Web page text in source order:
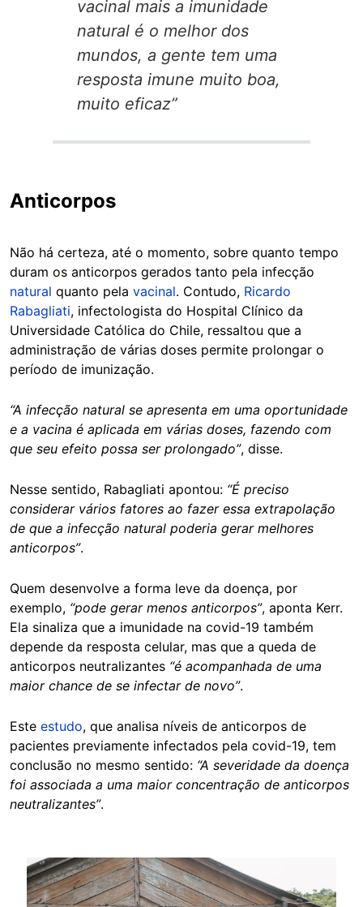
vacinal mais a imunidade
natural é o melhor dos
mundos, a gente tem uma
resposta imune muito boa,
muito eficaz”
Anticorpos
Não há certeza, até o momento, sobre quanto tempo
duram os anticorpos gerados tanto pela infecção
natural quanto pela vacinal. Contudo, Ricardo
Rabagliati, infectologista do Hospital Clínico da
Universidade Católica do Chile, ressaltou que a
administração de várias doses permite prolongar o
período de imunização.
“A infecção natural se apresenta em uma oportunidade
e a vacina é aplicada em várias doses, fazendo com
que seu efeito possa ser prolongado”, disse.
Nesse sentido, Rabagliati apontou: “É preciso
considerar vários fatores ao fazer essa extrapolação
de que a infecção natural poderia gerar melhores
anticorpos”.
Quem desenvolve a forma leve da doença, por
exemplo, “pode gerar menos anticorpos”, aponta Kerr.
Ela sinaliza que a imunidade na covid-19 também
depende da resposta celular, mas que a queda de
anticorpos neutralizantes “é acompanhada de uma
maior chance de se infectar de novo”.
Este estudo, que analisa níveis de anticorpos de
pacientes previamente infectados pela covid-19, tem
conclusão no mesmo sentido: “A severidade da doença
foi associada a uma maior concentração de anticorpos
neutralizantes”.
Image